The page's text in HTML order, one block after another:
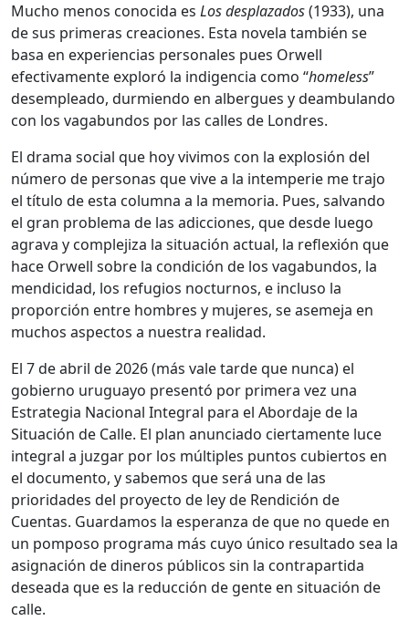
Mucho menos conocida es Los desplazados(1933), una
de sus primeras creaciones. Esta novela también se
basa en experiencias personales pues Orwell
efectivamente exploró la indigencia como “homeless”
desempleado, durmiendo en albergues y deambulando
con los vagabundos por las calles de Londres.
El drama social que hoy vivimos con la explosión del
número de personas que vive a la intemperie me trajo
el título de esta columna a la memoria. Pues, salvando
el gran problema de las adicciones, que desde luego
agrava y complejiza la situación actual, la reflexión que
hace Orwell sobre la condición de los vagabundos, la
mendicidad, los refugios nocturnos, e incluso la
proporción entre hombres y mujeres, se asemeja en
muchos aspectos a nuestra realidad.
El 7 de abril de 2026 (más vale tarde que nunca) el
gobierno uruguayo presentó por primera vez una
Estrategia Nacional Integral para el Abordaje de la
Situación de Calle. El plan anunciado ciertamente luce
integral a juzgar por los múltiples puntos cubiertos en
el documento, y sabemos que será una de las
prioridades del proyecto de ley de Rendición de
Cuentas. Guardamos la esperanza de que no quede en
un pomposo programa más cuyo único resultado sea la
asignación de dineros públicos sin la contrapartida
deseada que es la reducción de gente en situación de
calle.